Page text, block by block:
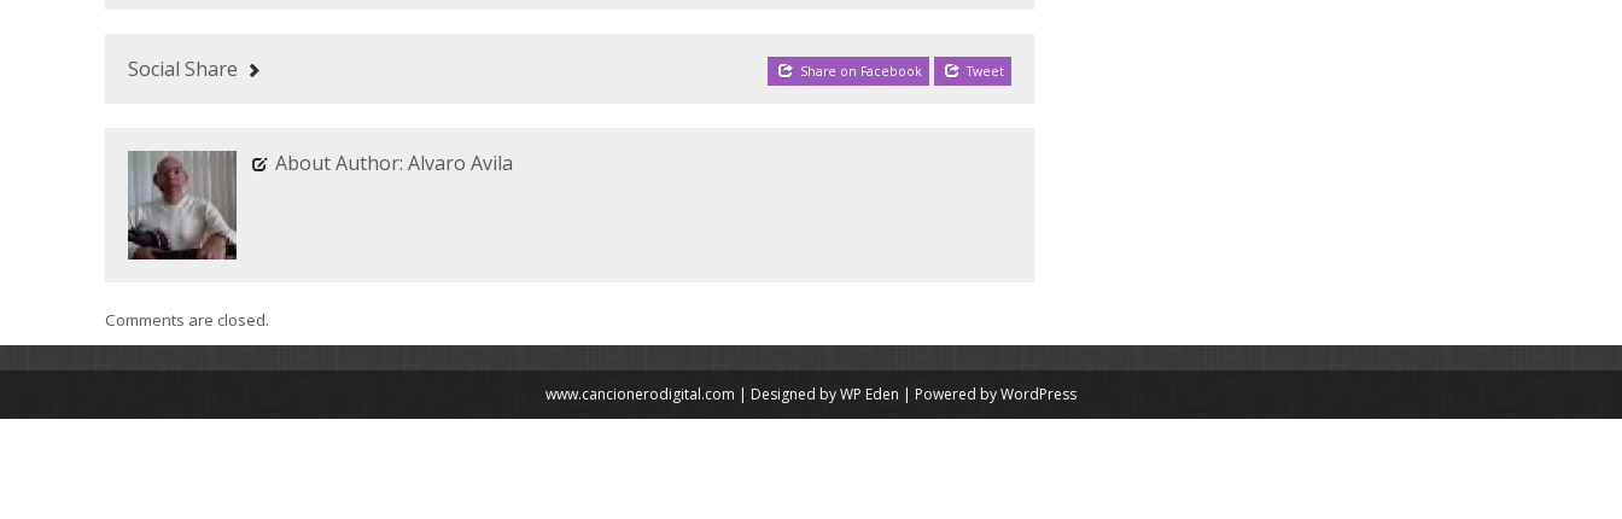
Social Share Share on Facebook Tweet
About Author: Alvaro Avila
Comments are closed.
www.cancionerodigital.com | Designed byWP Eden | Powered byWordPress